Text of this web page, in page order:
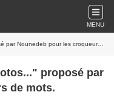
MENU
pour les croqueurs de mots.
proposé par
de mots.